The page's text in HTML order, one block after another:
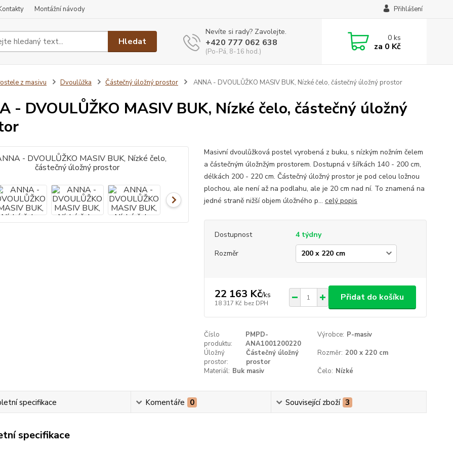
Montážní návody Přihlášení
Hledat
Nevíte si rady? Zavolejte.
+420 777 062 638
(Po-Pá, 8-16 hod.)
0ks
za 0 Kč
z masivu Dvoulůžka Částečný úložný prostor ANNA - DVOULŮŽKO MASIV BUK, Nízké čelo, částečný úložný prostor
- DVOULŮŽKO MASIV BUK, Nízké čelo, částečný úložný
Masivní dvoulůžková postel vyrobená z buku, s nízkým nožním čelem
a částečným úložnžým prostorem. Dostupná v šířkách 140 - 200 cm,
délkách 200 - 220 cm. Částečný úložný prostor je pod celou ložnou
plochou, ale není až na podlahu, ale je 20 cm nad ní. To znamená na
jedné straně nižší objem úložného p... celý popis
Dostupnost
4 týdny
Rozměr
22 163 Kč/ks
18 317 Kč bez DPH
Přidat do košíku
Číslo
produktu:
PMPD-
ANA1001200220
Výrobce: P-masiv
Úložný
prostor:
Částečný úložný
prostor
Rozměr: 200 x 220 cm
Materiál: Buk masiv Čelo: Nízké
specifikace Komentáře 0 Související zboží 3
specifikace